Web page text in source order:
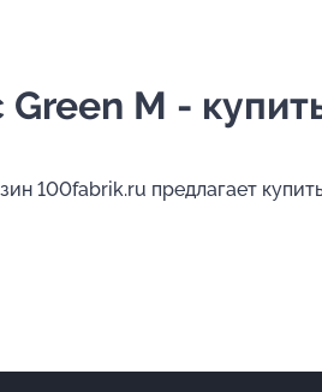
M -
100fabrik.ru предлагает